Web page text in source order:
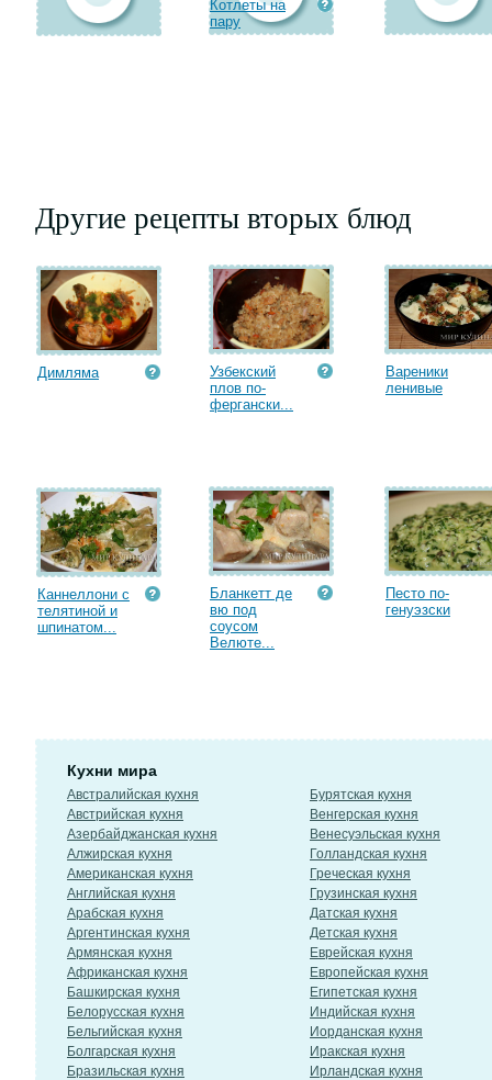
Котлеты на
пару
Другие рецепты вторых блюд
Димляма
Узбекский
плов по-
фергански...
Вареники
ленивые
Каннеллони с
телятиной и
шпинатом...
Бланкетт де
вю под
соусом
Велюте...
Песто по-
генуэзски
Кухни мира
Австралийская кухня
Австрийская кухня
Азербайджанская кухня
Алжирская кухня
Американская кухня
Английская кухня
Арабская кухня
Аргентинская кухня
Армянская кухня
Африканская кухня
Башкирская кухня
Белорусская кухня
Бельгийская кухня
Болгарская кухня
Бразильская кухня
Бурятская кухня
Венгерская кухня
Венесуэльская кухня
Голландская кухня
Греческая кухня
Грузинская кухня
Датская кухня
Детская кухня
Еврейская кухня
Европейская кухня
Египетская кухня
Индийская кухня
Иорданская кухня
Иракская кухня
Ирландская кухня